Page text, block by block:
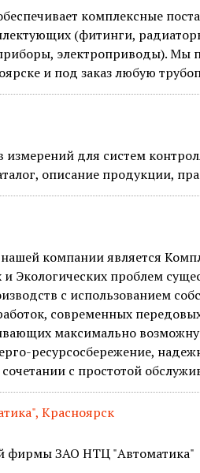
комплексные
(фитинги,
электроприводы). Мы
и под заказ любую
для систем
описание продукции,
компании является
и Экологических проблем
с использованием
современных
максимально
ресурсосбережение,
с простотой
Красноярск
фирмы ЗАО НТЦ "Автоматика"